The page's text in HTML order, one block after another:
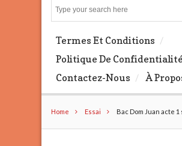
Termes Et Conditions
Politique De Confidentialité
Contactez-Nous
À
Home Essai Bac Dom Juan acte 1